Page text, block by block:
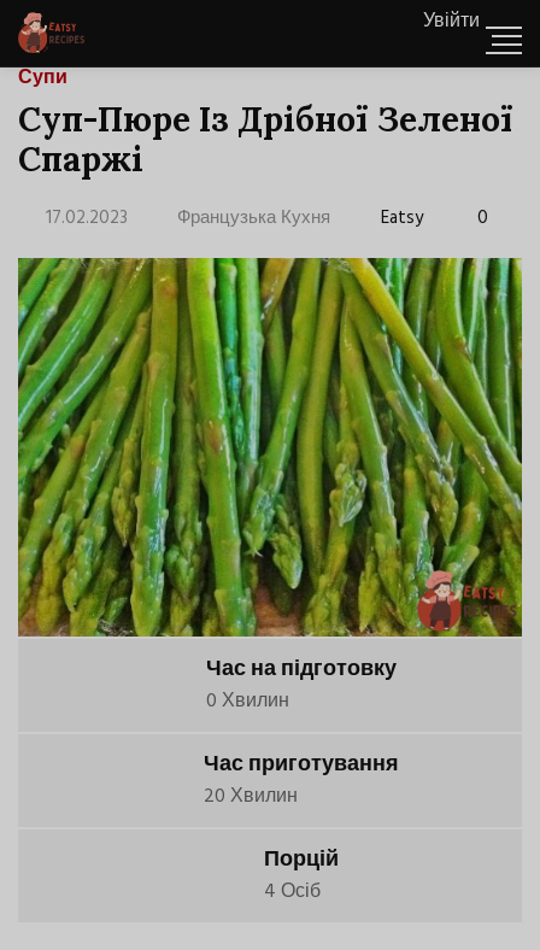
Увійти
Супи
Суп-Пюре Із Дрібної Зеленої
Спаржі
17.02.2023 Французька Кухня Eatsy 0
Час на підготовку
0 Хвилин
Час приготування
20 Хвилин
Порцій
4 Осіб